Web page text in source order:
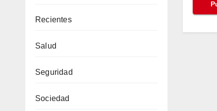
Recientes
Salud
Seguridad
Sociedad